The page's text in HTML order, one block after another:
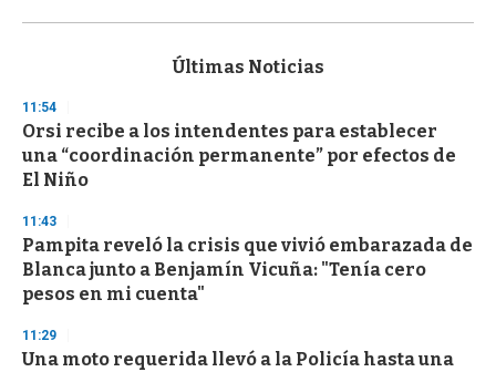
s
d
s
o
f
3
s
e
c
o
n
d
Últimas Noticias
11:54
Orsi recibe a los intendentes para establecer
una “coordinación permanente” por efectos de
El Niño
11:43
Pampita reveló la crisis que vivió embarazada de
Blanca junto a Benjamín Vicuña: "Tenía cero
pesos en mi cuenta"
11:29
Una moto requerida llevó a la Policía hasta una